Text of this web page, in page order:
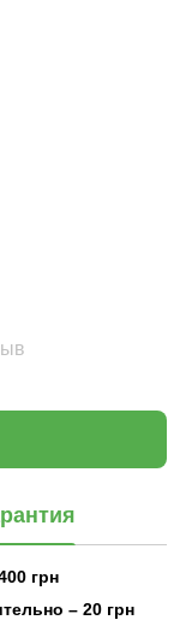
грн
– 20 грн